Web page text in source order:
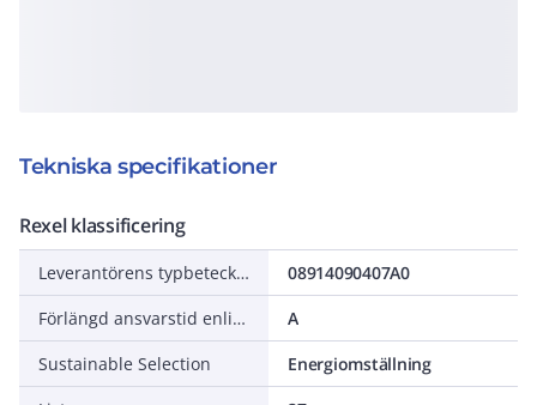
Tekniska specifikationer
Rexel klassificering
Leverantörens typbeteckning
08914090407A0
Förlängd ansvarstid enligt ALEM-09
A
Sustainable Selection
Energiomställning